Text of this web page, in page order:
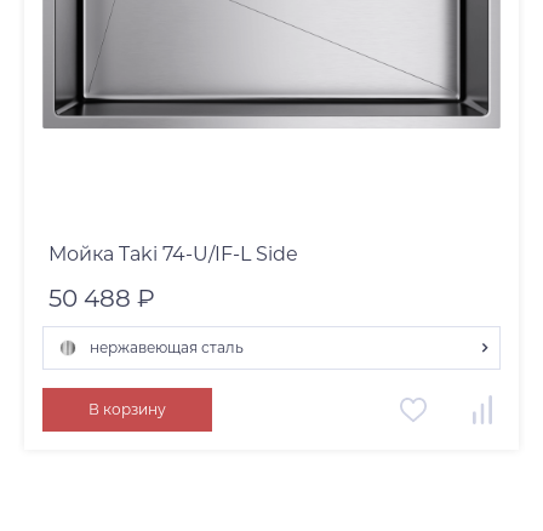
Мойка Taki 74-U/IF-L Side
50 488 ₽
нержавеющая сталь
графит
нержавеющая сталь
В корзину